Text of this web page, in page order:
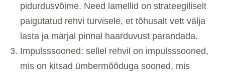
pidurdusvõime. Need lamellid on strateegiliselt
paigutatud rehvi turvisele, et tõhusalt vett välja
lasta ja märjal pinnal haarduvust parandada.
Impulsssooned: sellel rehvil on impulsssooned,
mis on kitsad ümbermõõduga sooned, mis